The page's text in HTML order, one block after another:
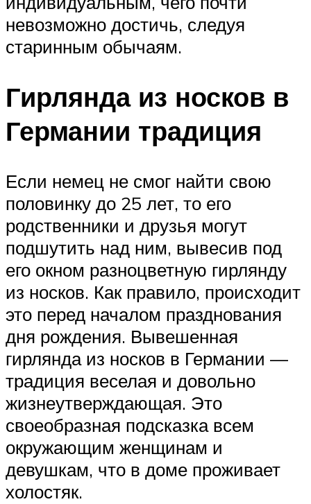
невозможно достичь, следуя
старинным обычаям.
Гирлянда из носков в
Германии традиция
Если немец не смог найти свою
половинку до 25 лет, то его
родственники и друзья могут
подшутить над ним, вывесив под
его окном разноцветную гирлянду
из носков. Как правило, происходит
это перед началом празднования
дня рождения. Вывешенная
гирлянда из носков в Германии —
традиция веселая и довольно
жизнеутверждающая. Это
своеобразная подсказка всем
окружающим женщинам и
девушкам, что в доме проживает
холостяк.